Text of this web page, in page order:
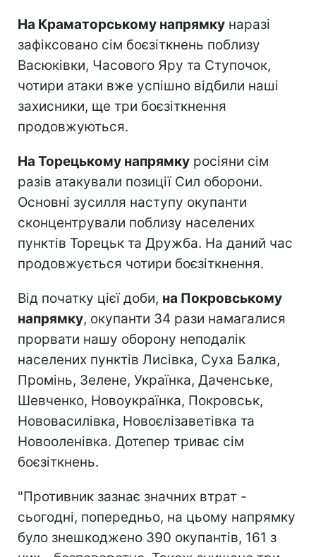
На Краматорському напрямку наразі
зафіксовано сім боєзіткнень поблизу
Васюківки, Часового Яру та Ступочок,
чотири атаки вже успішно відбили наші
захисники, ще три боєзіткнення
продовжуються.
На Торецькому напрямку росіяни сім
разів атакували позиції Сил оборони.
Основні зусилля наступу окупанти
сконцентрували поблизу населених
пунктів Торецьк та Дружба. На даний час
продовжується чотири боєзіткнення.
Від початку цієї доби, на Покровському
напрямку, окупанти 34 рази намагалися
прорвати нашу оборону неподалік
населених пунктів Лисівка, Суха Балка,
Промінь, Зелене, Українка, Даченське,
Шевченко, Новоукраїнка, Покровськ,
Нововасилівка, Новоєлізаветівка та
Новооленівка. Дотепер триває сім
боєзіткнень.
"Противник зазнає значних втрат -
сьогодні, попередньо, на цьому напрямку
було знешкоджено 390 окупантів, 161 з